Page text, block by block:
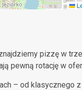
pizzę w
pewną rotację w
– od klasycznego